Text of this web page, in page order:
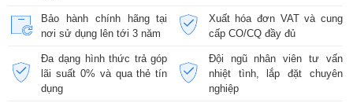
Bảo hành chính hãng tại
nơi sử dụng lên tới 3 năm
Xuất hóa đơn VAT và cung
cấp CO/CQ đầy đủ
Đa dạng hình thức trả góp
lãi suất 0% và qua thẻ tín
dụng
Đội ngũ nhân viên tư vấn
nhiệt tình, lắp đặt chuyên
nghiệp